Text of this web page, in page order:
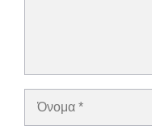
Όνομα